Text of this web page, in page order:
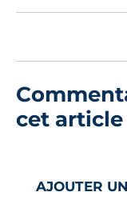
cet article
AJOUTER